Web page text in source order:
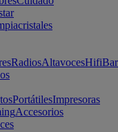
RadiosAltavocesHifi
PortátilesImpresoras
Accesorios